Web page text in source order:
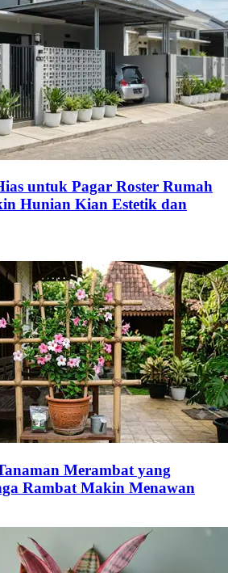
untuk Pagar Roster Rumah
Hunian Kian Estetik dan
Merambat yang
Rambat Makin Menawan